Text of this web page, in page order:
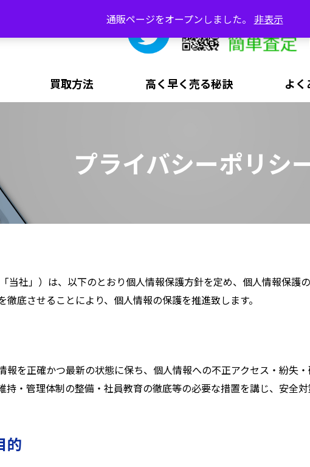
買取方法 高く早く売る秘訣 よ
プライバシーポリシ
当社」）は、以下のとおり個人情報保護方針を定め、個人情報保護
徹底させることにより、個人情報の保護を推進致します。
報を正確かつ最新の状態に保ち、個人情報への不正アクセス・紛失
持・管理体制の整備・社員教育の徹底等の必要な措置を講じ、安全
的
通販ページをオープンしました。 非表示